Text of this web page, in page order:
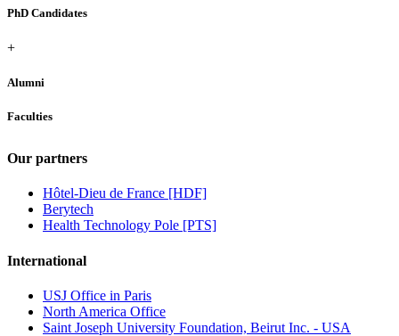
PhD Candidates
+
Alumni
Faculties
Our partners
Hôtel-Dieu de France [HDF]
Berytech
Health Technology Pole [PTS]
International
USJ Office in Paris
North America Office
Saint Joseph University Foundation, Beirut Inc. - USA